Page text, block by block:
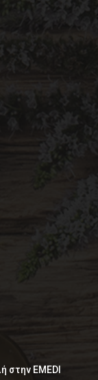
στην EMEDI